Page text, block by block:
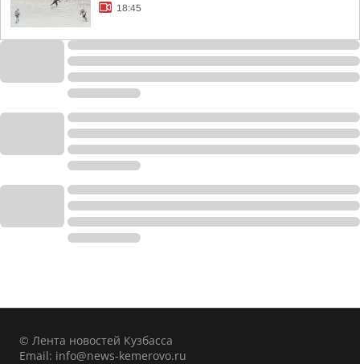
18:45
© Лента новостей Кузбасса
Email: info@news-kemerovo.ru